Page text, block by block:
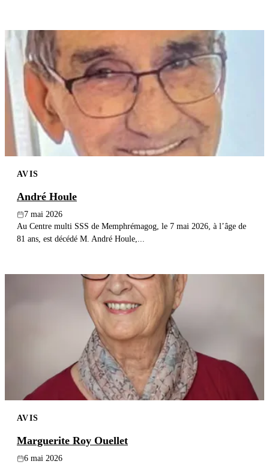
AVIS
André Houle
7 mai 2026
Au Centre multi SSS de Memphrémagog, le 7 mai 2026, à l’âge de
81 ans, est décédé M. André Houle,...
AVIS
Marguerite Roy Ouellet
6 mai 2026